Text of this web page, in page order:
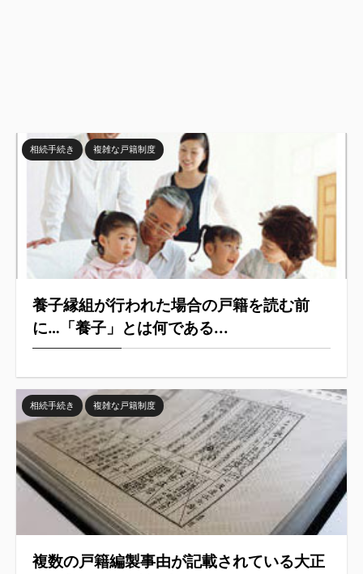
相続手続き 複雑な戸籍制度
養子縁組が行われた場合の戸籍を読む前
に…「養子」とは何である...
相続手続き 複雑な戸籍制度
複数の戸籍編製事由が記載されている大正